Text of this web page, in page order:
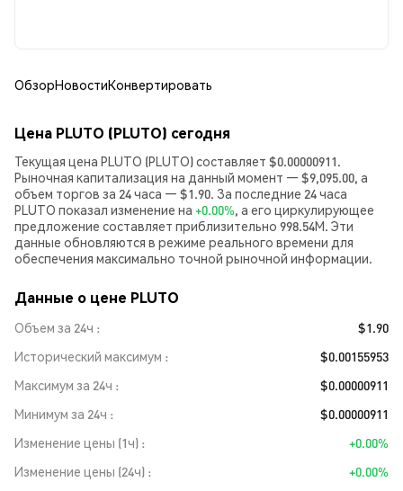
ОбзорНовостиКонвертировать
Цена PLUTO (PLUTO) сегодня
Текущая цена PLUTO (PLUTO) составляет $0.00000911.
Рыночная капитализация на данный момент — $9,095.00, а
объем торгов за 24 часа — $1.90. За последние 24 часа
PLUTO показал изменение на +0.00%, а его циркулирующее
предложение составляет приблизительно 998.54M. Эти
данные обновляются в режиме реального времени для
обеспечения максимально точной рыночной информации.
Данные о цене PLUTO
Объем за 24ч
$1.90
Исторический максимум
$0.00155953
Максимум за 24ч
$0.00000911
Минимум за 24ч
$0.00000911
Изменение цены (1ч)
+0.00%
Изменение цены (24ч)
+0.00%